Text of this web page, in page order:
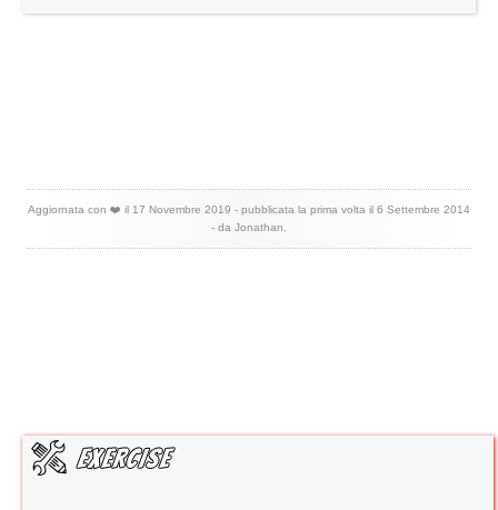
Aggiornata con ❤️ il 17 Novembre 2019 - pubblicata la prima volta il 6 Settembre 2014
- da Jonathan